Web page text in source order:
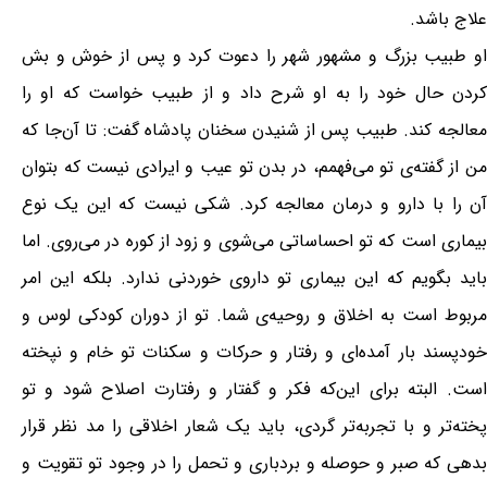
علاج باشد.
او طبیب بزرگ و مشهور شهر را دعوت کرد و پس از خوش و بش
کردن حال خود را به او شرح داد و از طبیب خواست که او را
معالجه کند. طبیب پس از شنیدن سخنان پادشاه گفت: تا آن‌جا که
من از گفته‌ی تو می‌فهمم، در بدن تو عیب و ایرادی نیست که بتوان
آن را با دارو و درمان معالجه کرد. شکی نیست که این یک نوع
بیماری است که تو احساساتی می‌شوی و زود از کوره در می‌روی. اما
باید بگویم که این بیماری تو داروی خوردنی ندارد. بلکه این امر
مربوط است به اخلاق و روحیه‌ی شما. تو از دوران کودکی لوس و
خودپسند بار آمده‌ای و رفتار و حرکات و سکنات تو خام و نپخته
است. البته برای این‌که فکر و گفتار و رفتارت اصلاح شود و تو
پخته‌تر و با تجربه‌تر گردی، باید یک شعار اخلاقی را مد نظر قرار
بدهی که صبر و حوصله و بردباری و تحمل را در وجود تو تقویت و